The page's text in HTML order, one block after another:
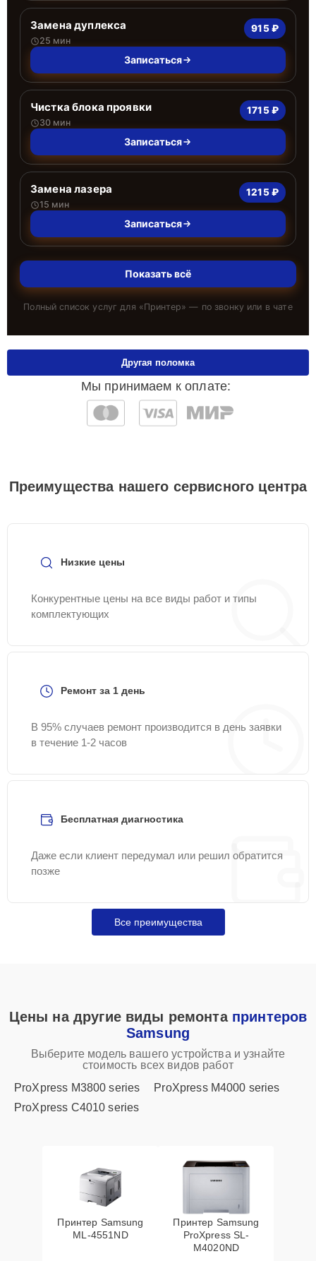
Замена дуплекса
25 мин
915 ₽
Записаться
Чистка блока проявки
30 мин
1715 ₽
Записаться
Замена лазера
15 мин
1215 ₽
Записаться
Показать всё
Полный список услуг для «Принтер» — по звонку или в чате
Мы принимаем к оплате:
Другая поломка
Преимущества нашего сервисного центра
Низкие цены
Конкурентные цены на все виды работ и типы
комплектующих
Ремонт за 1 день
В 95% случаев ремонт производится в день заявки
в течение 1-2 часов
Бесплатная диагностика
Даже если клиент передумал или решил обратится
позже
Все преимущества
Цены на другие виды ремонта принтеров
Samsung
Выберите модель вашего устройства и узнайте
стоимость всех видов работ
ProXpress M3800 series
ProXpress M4000 series
ProXpress C4010 series
Принтер Samsung
ML-4551ND
Принтер Samsung
ProXpress SL-
M4020ND